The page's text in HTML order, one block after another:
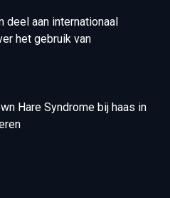
deel aan internationaal
het gebruik van
Hare Syndrome bij haas in